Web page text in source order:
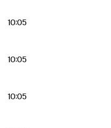
10:05
10:05
10:05